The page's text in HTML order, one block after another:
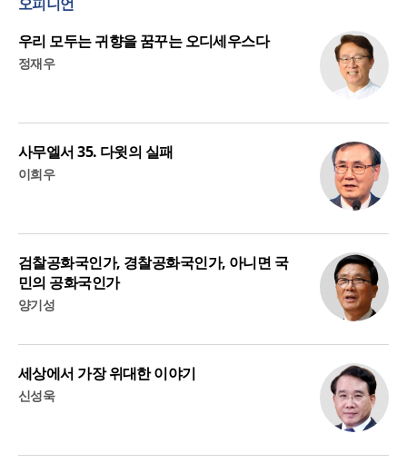
우리 모두는 귀향을 꿈꾸는 오디세우스다
정재우
사무엘서 35. 다윗의 실패
이희우
검찰공화국인가, 경찰공화국인가, 아니면 국
민의 공화국인가
양기성
세상에서 가장 위대한 이야기
신성욱